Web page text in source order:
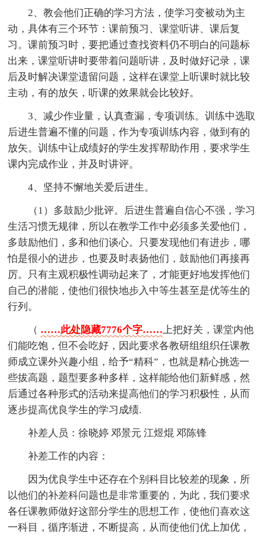
2、教会他们正确的学习方法，使学习变被动为主
动，具体有三个环节：课前预习、课堂听讲、课后复
习。课前预习时，要把通过查找资料仍不明白的问题标
出来，课堂听讲时要带着问题听讲，及时做好记录，课
后及时解决课堂遗留问题，这样在课堂上听课时就比较
主动，有的放矢，听课的效果就会比较好。
3、减少作业量，认真查漏，专项训练。训练中选取
后进生普遍不懂的问题，作为专项训练内容，做到有的
放矢。训练中让成绩好的学生发挥帮助作用，要求学生
课内完成作业，并及时讲评。
4、坚持不懈地关爱后进生。
（1）多鼓励少批评。后进生普遍自信心不强，学习
生活习惯无规律，所以在教学工作中必须多关爱他们，
多鼓励他们，多和他们谈心。只要发现他们有进步，哪
怕是很小的进步，也要及时表扬他们，鼓励他们再接再
厉。只有主观积极性调动起来了，才能更好地发挥他们
自己的潜能，使他们很快地步入中等生甚至是优等生的
行列。
（ ……此处隐藏7776个字…… 上把好关，课堂内他
们能吃饱，但不会吃好，因此要求各教研组组织任课教
师成立课外兴趣小组，给予“精科”，也就是精心挑选一
些拔高题，题型要多种多样，这样能给他们新鲜感，然
后通过各种形式的活动来提高他们的学习积极性，从而
逐步提高优良学生的学习成绩.
补差人员：徐晓婷 邓景元 江煜焜 邓陈锋
补差工作的内容：
因为优良学生中还存在个别科目比较差的现象，所
以他们的补差科问题也是非常重要的，为此，我们要求
各任课教师做好这部分学生的思想工作，使他们喜欢这
一科目，循序渐进，不断提高，从而使他们优上加优，